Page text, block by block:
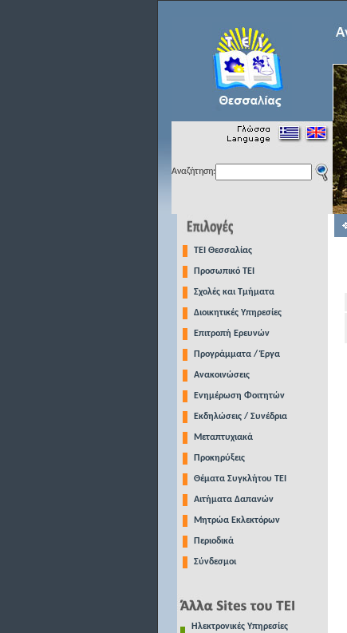
Αναζήτηση:
TEI Θεσσαλίας
Προσωπικό ΤΕΙ
Σχολές και Τμήματα
Διοικητικές Υπηρεσίες
Επιτροπή Ερευνών
Προγράμματα / Έργα
Ανακοινώσεις
Ενημέρωση Φοιτητών
Εκδηλώσεις / Συνέδρια
Μεταπτυχιακά
Προκηρύξεις
Θέματα Συγκλήτου ΤΕΙ
Αιτήματα Δαπανών
Μητρώα Εκλεκτόρων
Περιοδικά
Σύνδεσμοι
Ηλεκτρονικές Υπηρεσίες